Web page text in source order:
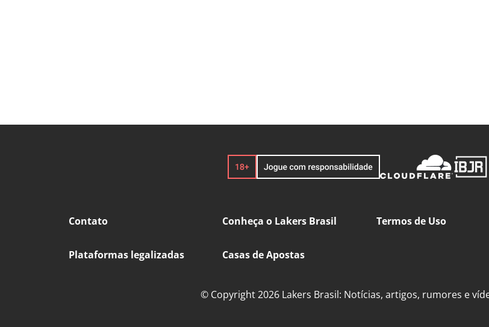
Contato Conheça o Lakers Brasil Termos de Uso
Plataformas legalizadas Casas de Apostas
© Copyright 2026 Lakers Brasil: Notícias, artigos, rumores e